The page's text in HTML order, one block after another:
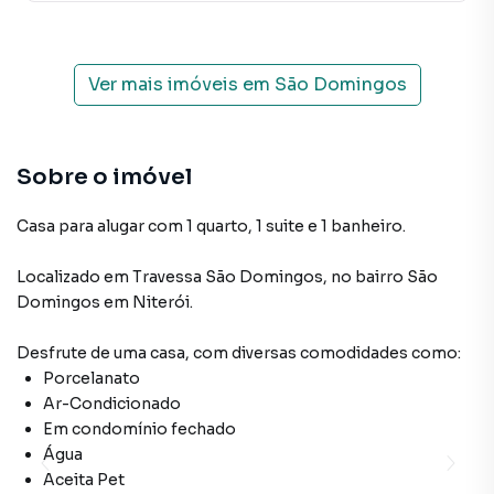
Ver mais imóveis em São Domingos
Sobre o imóvel
Casa para alugar com 1 quarto, 1 suite e 1 banheiro.
Localizado em Travessa São Domingos, no bairro São
Domingos em Niterói.
Desfrute de uma casa, com diversas comodidades como:
Porcelanato
Ar-Condicionado
Em condomínio fechado
Água
Aceita Pet